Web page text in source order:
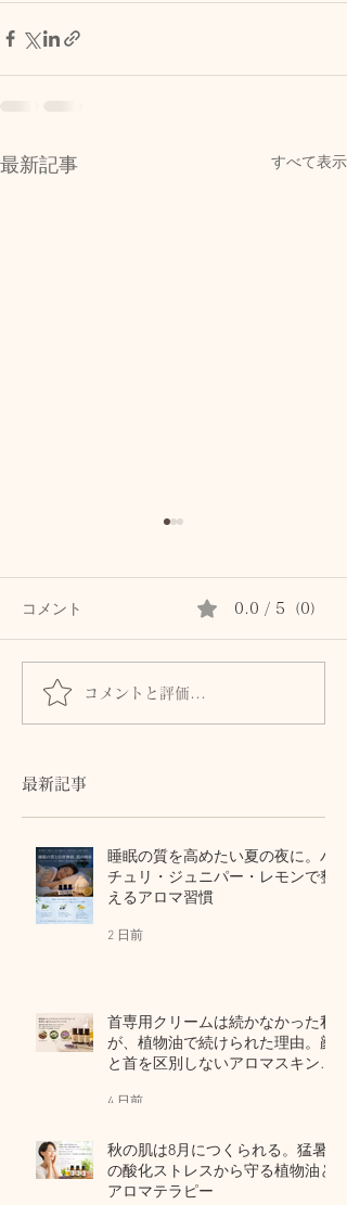
最新記事 すべて表示
首専用クリームは続かな
かった私が、植物油で続
区別しないアロマスキン
コメント 0.0 / 5（0）
コメントと評価...
最新記事
睡眠の質を高めたい夏の夜に。パ
チュリ・ジュニパー・レモンで整
えるアロマ習慣
2 日前
首専用クリームは続かなかった私
が、植物油で続けられた理由。顔
と首を区別しないアロマスキンケ
4 日前
秋の肌は8月につくられる。猛暑
の酸化ストレスから守る植物油と
アロマテラピー